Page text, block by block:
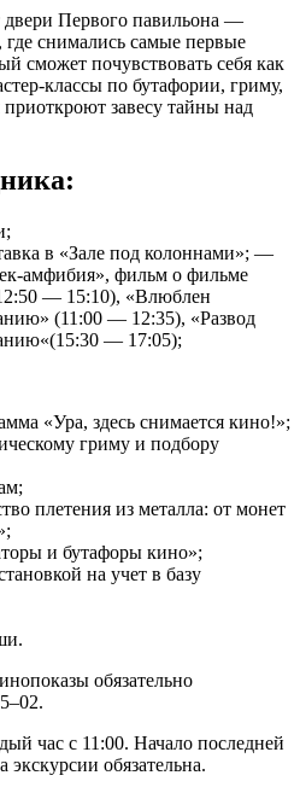
двери Первого павильона —
где снимались самые первые
сможет почувствовать себя как
классы по бутафории, гриму,
завесу тайны над
в «Зале под колоннами»; —
амфибия», фильм о фильме
— 15:10), «Влюблен
(11:00 — 12:35), «Развод
— 17:05);
«Ура, здесь снимается кино!»;
гриму и подбору
плетения из металла: от монет
и бутафоры кино»;
на учет в базу
обязательно
час с 11:00. Начало последней
экскурсии обязательна.